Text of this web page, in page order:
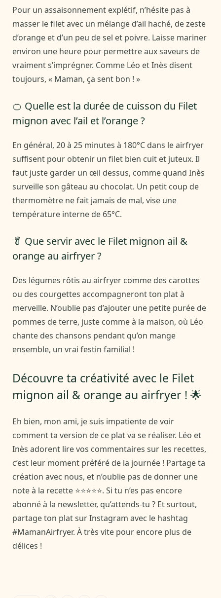
Pour un assaisonnement explétif, n’hésite pas à
masser le filet avec un mélange d’ail haché, de zeste
d’orange et d’un peu de sel et poivre. Laisse mariner
environ une heure pour permettre aux saveurs de
vraiment s’imprégner. Comme Léo et Inès disent
toujours, « Maman, ça sent bon ! »
🍊 Quelle est la durée de cuisson du Filet
mignon avec l’ail et l’orange ?
En général, 20 à 25 minutes à 180°C dans le airfryer
suffisent pour obtenir un filet bien cuit et juteux. Il
faut juste garder un œil dessus, comme quand Inès
surveille son gâteau au chocolat. Un petit coup de
thermomètre ne fait jamais de mal, vise une
température interne de 65°C.
🥬 Que servir avec le Filet mignon ail &
orange au airfryer ?
Des légumes rôtis au airfryer comme des carottes
ou des courgettes accompagneront ton plat à
merveille. N’oublie pas d’ajouter une petite purée de
pommes de terre, juste comme à la maison, où Léo
chante des chansons pendant qu’on mange
ensemble, un vrai festin familial !
Découvre ta créativité avec le Filet
mignon ail & orange au airfryer ! 🌟
Eh bien, mon ami, je suis impatiente de voir
comment ta version de ce plat va se réaliser. Léo et
Inès adorent lire vos commentaires sur les recettes,
c’est leur moment préféré de la journée ! Partage ta
création avec nous, et n’oublie pas de donner une
note à la recette ⭐⭐⭐⭐⭐. Si tu n’es pas encore
abonné à la newsletter, qu’attends-tu ? Et surtout,
partage ton plat sur Instagram avec le hashtag
#MamanAirfryer. À très vite pour encore plus de
délices !